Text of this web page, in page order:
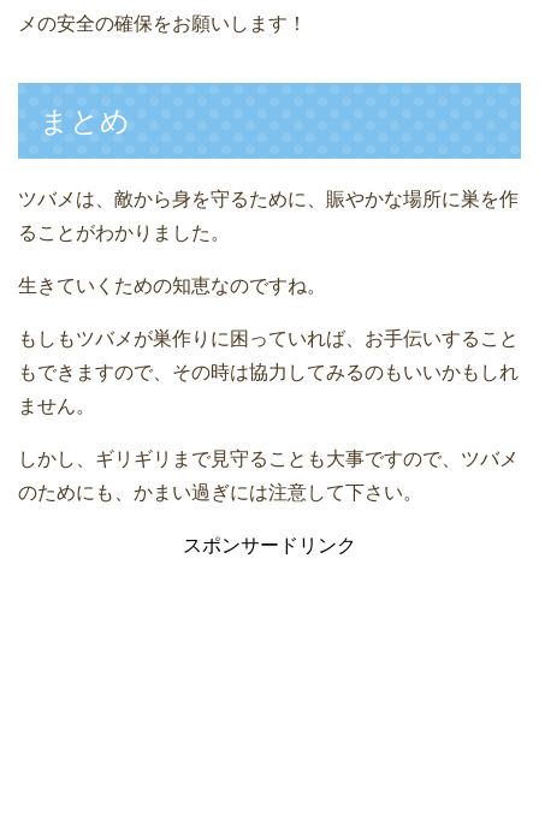
メの安全の確保をお願いします！
まとめ
ツバメは、敵から身を守るために、賑やかな場所に巣を作
ることがわかりました。
生きていくための知恵なのですね。
もしもツバメが巣作りに困っていれば、お手伝いすること
もできますので、その時は協力してみるのもいいかもしれ
ません。
しかし、ギリギリまで見守ることも大事ですので、ツバメ
のためにも、かまい過ぎには注意して下さい。
スポンサードリンク